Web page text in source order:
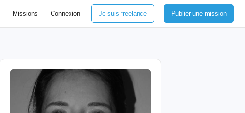
Missions Connexion Je suis freelance Publier une mission